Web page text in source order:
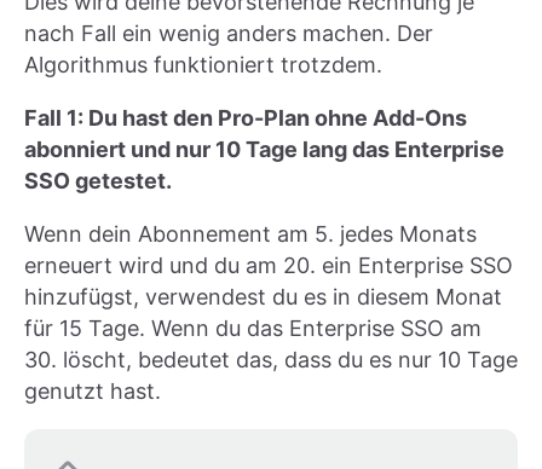
nach Fall ein wenig anders machen. Der
Algorithmus funktioniert trotzdem.
Fall 1: Du hast den Pro-Plan ohne Add-Ons
abonniert und nur 10 Tage lang das Enterprise
SSO getestet.
Wenn dein Abonnement am 5. jedes Monats
erneuert wird und du am 20. ein Enterprise SSO
hinzufügst, verwendest du es in diesem Monat
für 15 Tage. Wenn du das Enterprise SSO am
30. löscht, bedeutet das, dass du es nur 10 Tage
genutzt hast.